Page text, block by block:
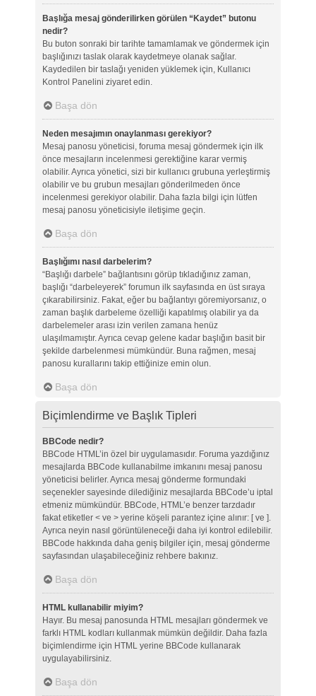
Başlığa mesaj gönderilirken görülen “Kaydet” butonu
nedir?
Bu buton sonraki bir tarihte tamamlamak ve göndermek için
başlığınızı taslak olarak kaydetmeye olanak sağlar.
Kaydedilen bir taslağı yeniden yüklemek için, Kullanıcı
Kontrol Panelini ziyaret edin.
Başa dön
Neden mesajımın onaylanması gerekiyor?
Mesaj panosu yöneticisi, foruma mesaj göndermek için ilk
önce mesajların incelenmesi gerektiğine karar vermiş
olabilir. Ayrıca yönetici, sizi bir kullanıcı grubuna yerleştirmiş
olabilir ve bu grubun mesajları gönderilmeden önce
incelenmesi gerekiyor olabilir. Daha fazla bilgi için lütfen
mesaj panosu yöneticisiyle iletişime geçin.
Başa dön
Başlığımı nasıl darbelerim?
“Başlığı darbele” bağlantısını görüp tıkladığınız zaman,
başlığı “darbeleyerek” forumun ilk sayfasında en üst sıraya
çıkarabilirsiniz. Fakat, eğer bu bağlantıyı göremiyorsanız, o
zaman başlık darbeleme özelliği kapatılmış olabilir ya da
darbelemeler arası izin verilen zamana henüz
ulaşılmamıştır. Ayrıca cevap gelene kadar başlığın basit bir
şekilde darbelenmesi mümkündür. Buna rağmen, mesaj
panosu kurallarını takip ettiğinize emin olun.
Başa dön
Biçimlendirme ve Başlık Tipleri
BBCode nedir?
BBCode HTML’in özel bir uygulamasıdır. Foruma yazdığınız
mesajlarda BBCode kullanabilme imkanını mesaj panosu
yöneticisi belirler. Ayrıca mesaj gönderme formundaki
seçenekler sayesinde dilediğiniz mesajlarda BBCode’u iptal
etmeniz mümkündür. BBCode, HTML’e benzer tarzdadır
fakat etiketler < ve > yerine köşeli parantez içine alınır: [ ve ].
Ayrıca neyin nasıl görüntüleneceği daha iyi kontrol edilebilir.
BBCode hakkında daha geniş bilgiler için, mesaj gönderme
sayfasından ulaşabileceğiniz rehbere bakınız.
Başa dön
HTML kullanabilir miyim?
Hayır. Bu mesaj panosunda HTML mesajları göndermek ve
farklı HTML kodları kullanmak mümkün değildir. Daha fazla
biçimlendirme için HTML yerine BBCode kullanarak
uygulayabilirsiniz.
Başa dön